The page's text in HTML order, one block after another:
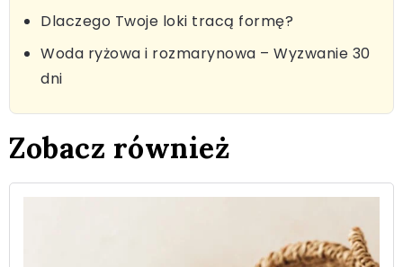
Dlaczego Twoje loki tracą formę?
Woda ryżowa i rozmarynowa – Wyzwanie 30
dni
Zobacz również